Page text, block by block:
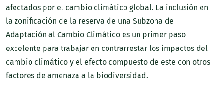
afectados por el cambio climático global. La inclusión en
la zonificación de la reserva de una Subzona de
Adaptación al Cambio Climático es un primer paso
excelente para trabajar en contrarrestar los impactos del
cambio climático y el efecto compuesto de este con otros
factores de amenaza a la biodiversidad.